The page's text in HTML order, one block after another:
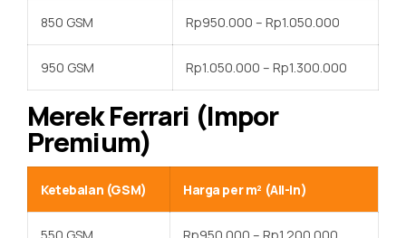
850 GSM Rp950.000 – Rp1.050.000
950 GSM Rp1.050.000 – Rp1.300.000
Merek Ferrari (Impor
Premium)
Ketebalan (GSM) Harga per m² (All-in)